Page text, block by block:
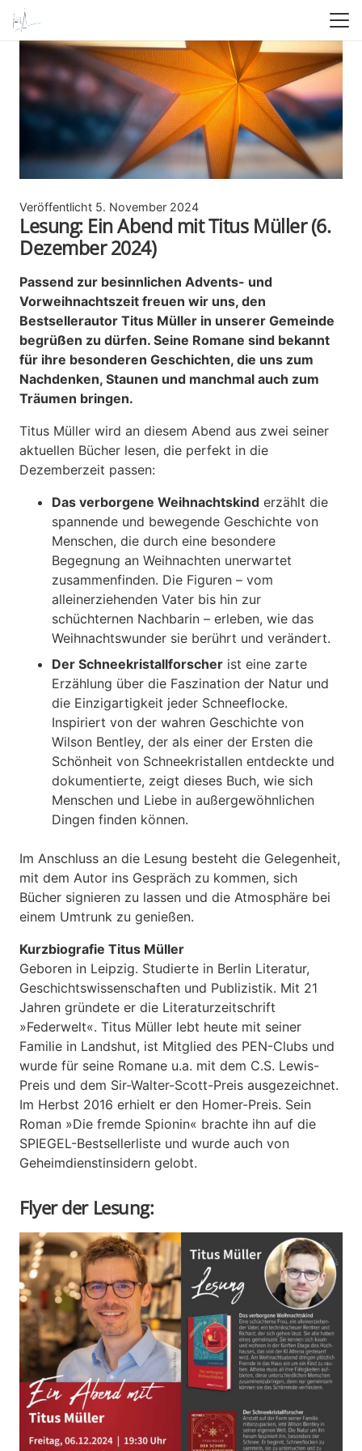
Veröffentlicht 5. November 2024
Lesung: Ein Abend mit Titus Müller (6.
Dezember 2024)
Passend zur besinnlichen Advents- und
Vorweihnachtszeit freuen wir uns, den
Bestsellerautor Titus Müller in unserer Gemeinde
begrüßen zu dürfen. Seine Romane sind bekannt
für ihre besonderen Geschichten, die uns zum
Nachdenken, Staunen und manchmal auch zum
Träumen bringen.
Titus Müller wird an diesem Abend aus zwei seiner
aktuellen Bücher lesen, die perfekt in die
Dezemberzeit passen:
Das verborgene Weihnachtskind erzählt die
spannende und bewegende Geschichte von
Menschen, die durch eine besondere
Begegnung an Weihnachten unerwartet
zusammenfinden. Die Figuren – vom
alleinerziehenden Vater bis hin zur
schüchternen Nachbarin – erleben, wie das
Weihnachtswunder sie berührt und verändert.
Der Schneekristallforscher ist eine zarte
Erzählung über die Faszination der Natur und
die Einzigartigkeit jeder Schneeflocke.
Inspiriert von der wahren Geschichte von
Wilson Bentley, der als einer der Ersten die
Schönheit von Schneekristallen entdeckte und
dokumentierte, zeigt dieses Buch, wie sich
Menschen und Liebe in außergewöhnlichen
Dingen finden können.
Im Anschluss an die Lesung besteht die Gelegenheit,
mit dem Autor ins Gespräch zu kommen, sich
Bücher signieren zu lassen und die Atmosphäre bei
einem Umtrunk zu genießen.
Kurzbiografie Titus Müller
Geboren in Leipzig. Studierte in Berlin Literatur,
Geschichtswissenschaften und Publizistik. Mit 21
Jahren gründete er die Literaturzeitschrift
»Federwelt«. Titus Müller lebt heute mit seiner
Familie in Landshut, ist Mitglied des PEN-Clubs und
wurde für seine Romane u.a. mit dem C.S. Lewis-
Preis und dem Sir-Walter-Scott-Preis ausgezeichnet.
Im Herbst 2016 erhielt er den Homer-Preis. Sein
Roman »Die fremde Spionin« brachte ihn auf die
SPIEGEL-Bestsellerliste und wurde auch von
Geheimdienstinsidern gelobt.
Flyer der Lesung: